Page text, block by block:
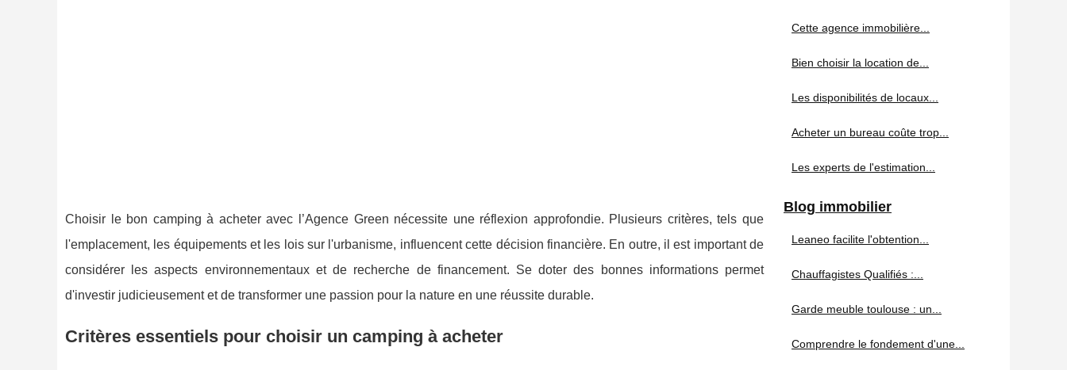
Choisir le bon camping à acheter avec l’Agence Green nécessite une réflexion approfondie. Plusieurs critères, tels que
l'emplacement, les équipements et les lois sur l'urbanisme, influencent cette décision financière. En outre, il est important de
considérer les aspects environnementaux et de recherche de financement. Se doter des bonnes informations permet
d'investir judicieusement et de transformer une passion pour la nature en une réussite durable.
Critères essentiels pour choisir un camping à acheter
Cette agence immobilière...
Bien choisir la location de...
Les disponibilités de locaux...
Acheter un bureau coûte trop...
Les experts de l'estimation...
Blog immobilier
Leaneo facilite l'obtention...
Chauffagistes Qualifiés :...
Garde meuble toulouse : un...
Comprendre le fondement d'une...